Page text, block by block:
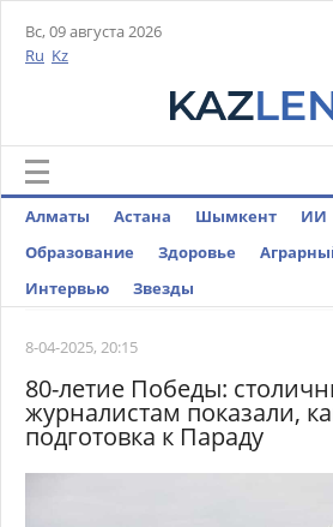
Вс, 09 августа 2026
Ru Kz
Алматы Астана Шымкент ИИ
Образование
Здоровье
Интервью
Звезды
8-04-2025, 20:15
80-летие Победы:
журналистам показали,
подготовка к Параду